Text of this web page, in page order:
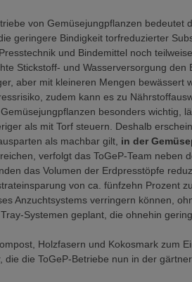
von Gemüsejungpflanzen bedeutet
geringere Bindigkeit torfreduzierter
und Bindemittel noch
Stickstoff- und Wasserversorgung den
aber mit kleineren Mengen bewässert
zudem kann es zu
besonders wichtig,
als mit Torf steuern. Deshalb
als machbar gilt, in der
verfolgt das ToGeP-Team neben
das Volumen der Erdpresstöpfe
von ca. fünfzehn Prozent
Anzuchtsystems verringern können,
Systemen geplant, die ohnehin
Holzfasern und Kokosmark zum
die ToGeP-Betriebe nun in der